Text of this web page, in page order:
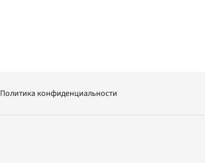
Политика конфиденциальности